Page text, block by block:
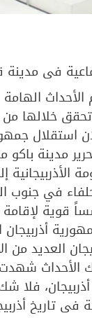
فى مدينة
ما بين عامي 1918-
خلالها
الحكومة
في جنوب
قوية
علي أراضى
الأحداث